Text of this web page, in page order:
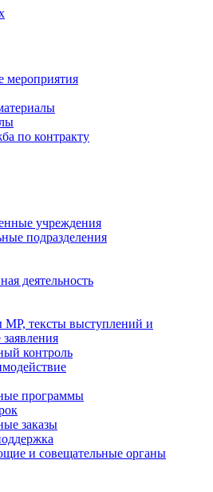
по контракту
учреждения
подразделения
деятельность
МР, тексты выступлений и
контроль
программы
заказы
и совещательные органы